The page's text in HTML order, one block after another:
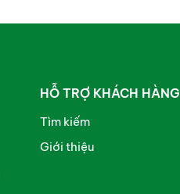
HỖ TRỢ KHÁCH HÀNG
Tìm kiếm
Giới thiệu